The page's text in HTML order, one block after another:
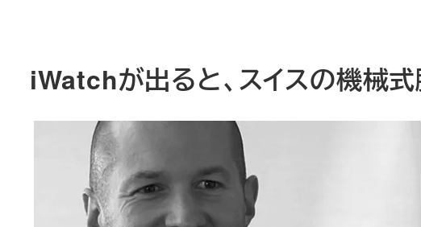
iWatchが出ると、スイスの機械